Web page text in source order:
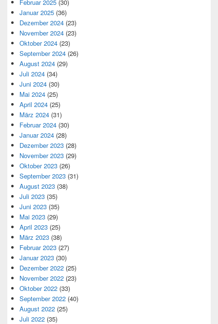
Februar 2025 (30)
Januar 2025 (36)
Dezember 2024 (23)
November 2024 (23)
Oktober 2024 (23)
September 2024 (26)
August 2024 (29)
Juli 2024 (34)
Juni 2024 (30)
Mai 2024 (25)
April 2024 (25)
März 2024 (31)
Februar 2024 (30)
Januar 2024 (28)
Dezember 2023 (28)
November 2023 (29)
Oktober 2023 (26)
September 2023 (31)
August 2023 (38)
Juli 2023 (35)
Juni 2023 (35)
Mai 2023 (29)
April 2023 (25)
März 2023 (38)
Februar 2023 (27)
Januar 2023 (30)
Dezember 2022 (25)
November 2022 (23)
Oktober 2022 (33)
September 2022 (40)
August 2022 (25)
Juli 2022 (35)